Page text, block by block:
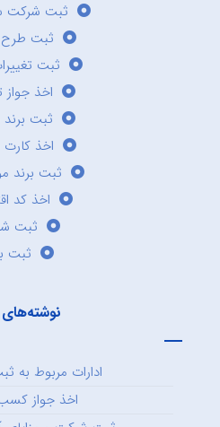
ثبت شرکت
ثبت
ثبت
اخذ
ثبت
اخذ کارت
ثبت برند
اخذ کد
ثبت
ثبت
نوشته‌های
ادارات مربوط به
اخذ جواز